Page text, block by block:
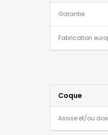
Garantie
Fabrication
Coque
Assise et/ou